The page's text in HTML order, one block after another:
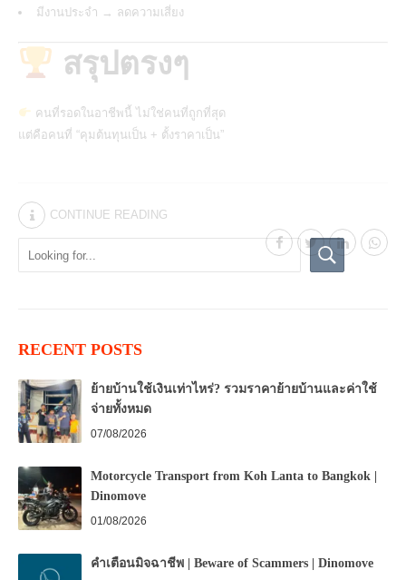
มีงานประจำ → ลดความเสี่ยง
สรุปตรงๆ
คนที่รอดในอาชีพนี้ ไม่ใช่คนที่ถูกที่สุด
แต่คือคนที่ “คุมต้นทุนเป็น + ตั้งราคาเป็น”
CONTINUE READING
RECENT POSTS
ย้ายบ้านใช้เงินเท่าไหร่? รวมราคาย้ายบ้านและค่าใช้
จ่ายทั้งหมด
07/08/2026
Motorcycle Transport from Koh Lanta to Bangkok |
Dinomove
01/08/2026
คำเตือนมิจฉาชีพ | Beware of Scammers | Dinomove